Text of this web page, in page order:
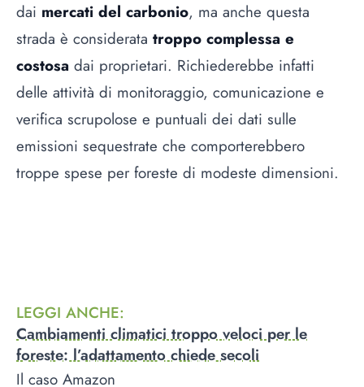
dai mercati del carbonio, ma anche questa
strada è considerata troppo complessa e
costosa dai proprietari. Richiederebbe infatti
delle attività di monitoraggio, comunicazione e
verifica scrupolose e puntuali dei dati sulle
emissioni sequestrate che comporterebbero
troppe spese per foreste di modeste dimensioni.
LEGGI ANCHE:
Cambiamenti climatici troppo veloci per le
foreste: l’adattamento chiede secoli
Il caso Amazon